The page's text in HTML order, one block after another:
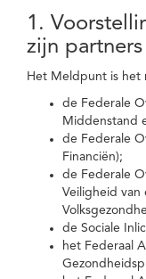
1.
zijn partners
Het Meldpunt is het
de Federale
Middenstand
de Federale
Financiën);
de Federale
Veiligheid van
de Sociale
het Federaal